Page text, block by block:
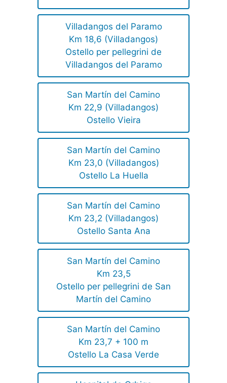
Villadangos del Paramo
Km 18,6 (Villadangos)
Ostello per pellegrini de
Villadangos del Paramo
San Martín del Camino
Km 22,9 (Villadangos)
Ostello Vieira
San Martín del Camino
Km 23,0 (Villadangos)
Ostello La Huella
San Martín del Camino
Km 23,2 (Villadangos)
Ostello Santa Ana
San Martín del Camino
Km 23,5
Ostello per pellegrini de San
Martín del Camino
San Martín del Camino
Km 23,7 + 100 m
Ostello La Casa Verde